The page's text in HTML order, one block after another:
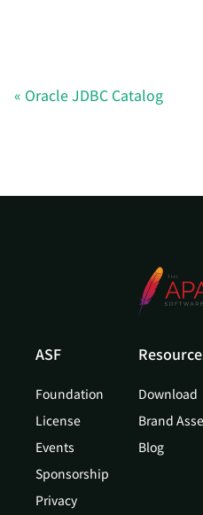
Oracle JDBC Catalog
ASF
Foundation
License
Events
Sponsorship
Privacy
Download
Brand
Blog